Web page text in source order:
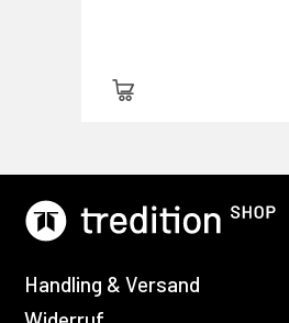
Handling & Versand